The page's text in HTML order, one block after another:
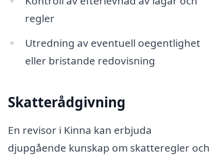
regler
Utredning av eventuell oegentlighet
eller bristande redovisning
Skatterådgivning
En revisor i Kinna kan erbjuda
djupgående kunskap om skatteregler och